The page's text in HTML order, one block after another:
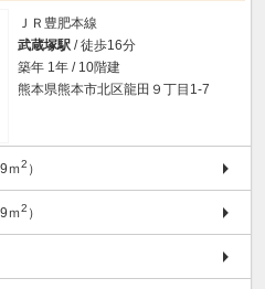
ＪＲ豊肥本線
武蔵塚駅 / 徒歩16分
築年 1年 / 10階建
熊本県熊本市北区龍田９丁目1-7
ｍ2 ）
ｍ2 ）